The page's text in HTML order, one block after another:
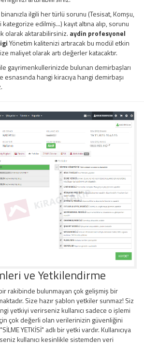
ilgili her türlü sorunu (Tesisat, Komşu,
edilmiş...) kayıt altına alıp, sorunu
olarak aktarabilirsiniz. aydin profesyonel
Yönetim kalitenizi artıracak bu modül etkin
maliyet olarak artı değerler katacaktır.
ile gayrimenkullerinizde bulunan demirbaşları
hangi kiracıya hangi demirbaşı
ve Yetkilendirme
rakibinde bulunmayan çok gelişmiş bir
Size hazır şablon yetkiler sunmaz! Siz
yetkiyi verirseniz kullanıcı sadece o işlemi
çok değerli olan verilerinizin güvenliğini
YETKİSİ" adlı bir yetki vardır. Kullanıcıya
kullanıcı kesinlikle sistemden veri